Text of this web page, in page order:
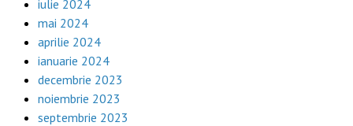
iulie 2024
mai 2024
aprilie 2024
ianuarie 2024
decembrie 2023
noiembrie 2023
septembrie 2023